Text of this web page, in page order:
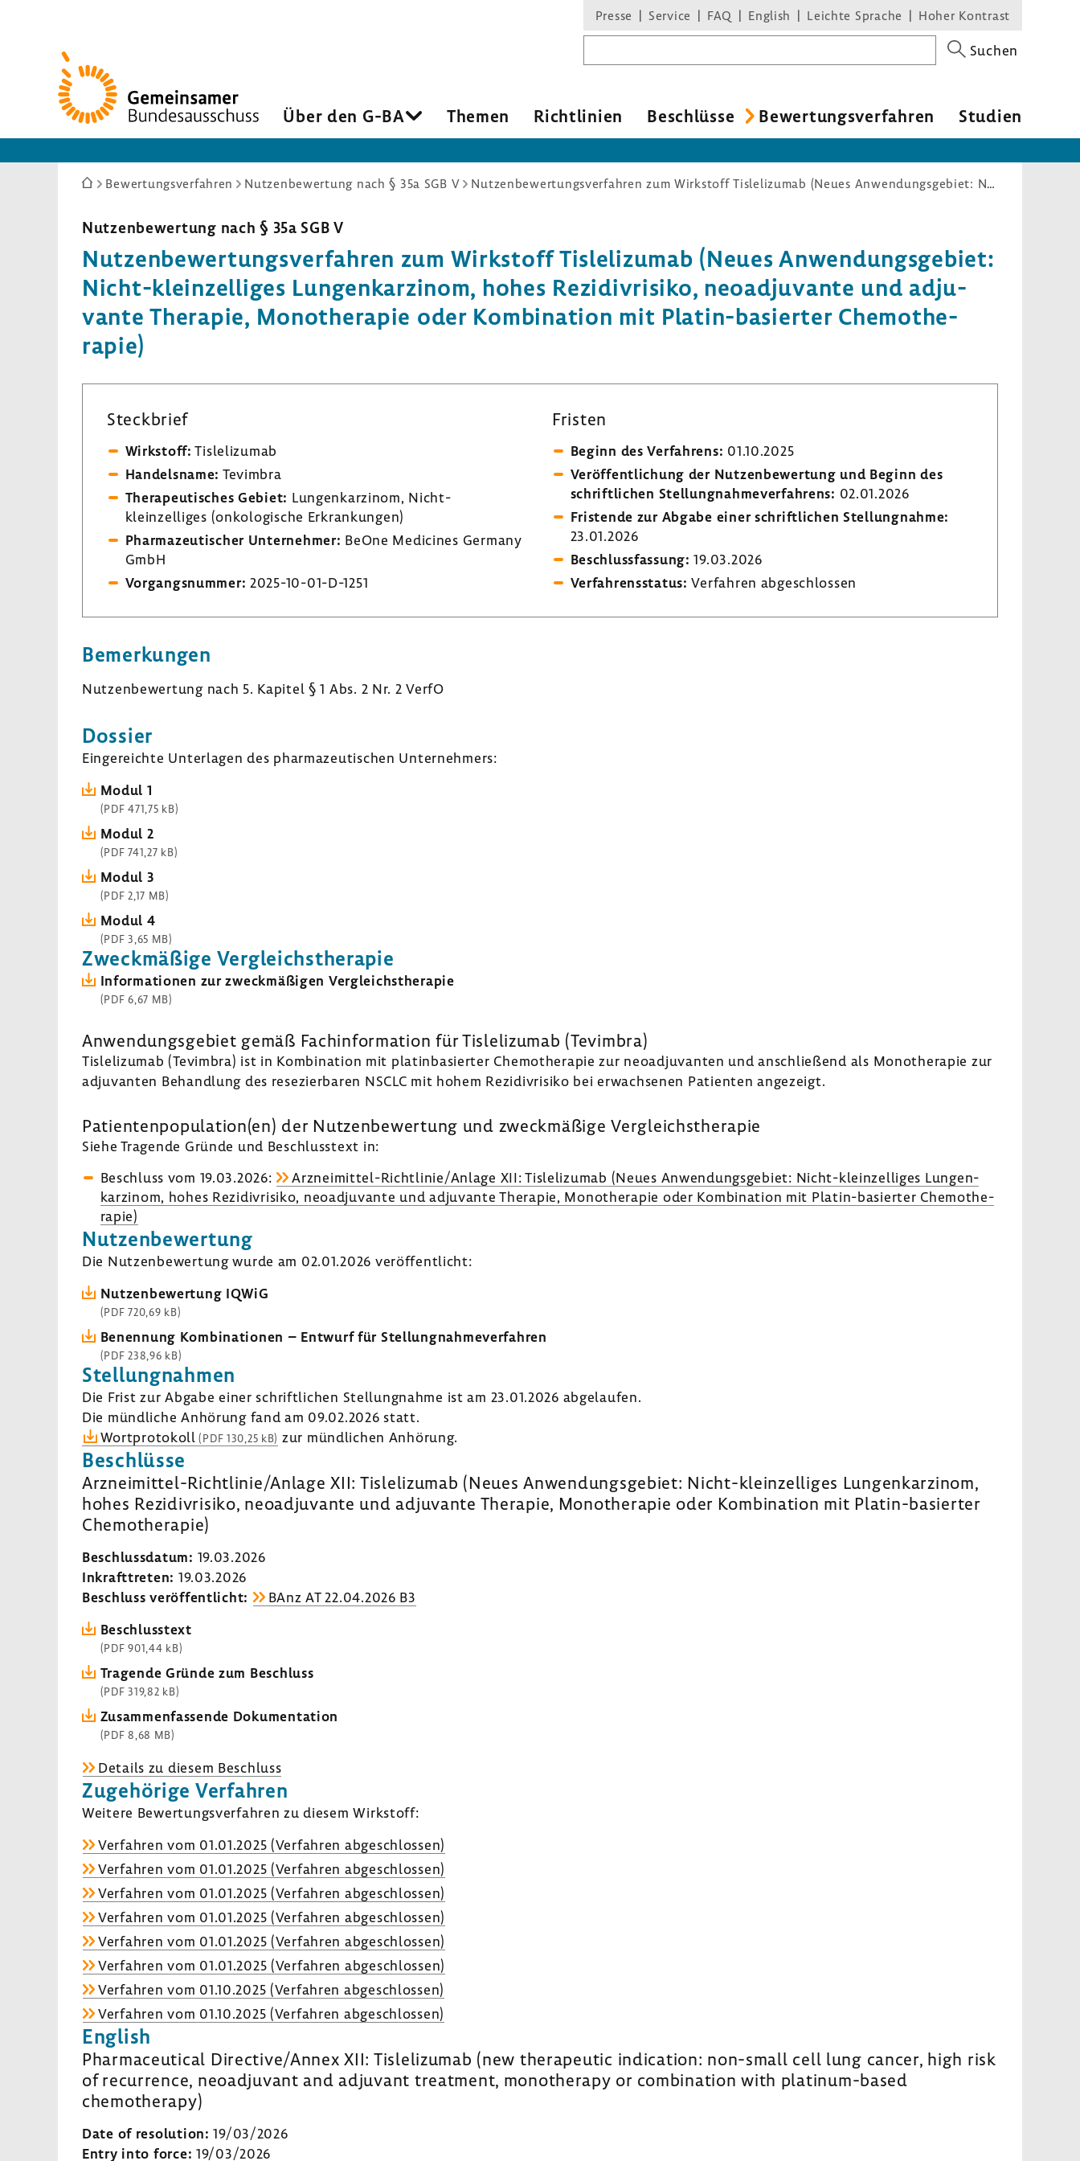
Zur
Startseite
Presse Service FAQ English Leichte Sprache Hoher Kontrast
Suchen
Über den G-BA Themen Richt­li­nien Beschlüsse Bewer­tungs­ver­fahren Studien
Sie
hier:
Bewertungsverfahren Nutzenbewertung nach § 35a SGB V Nutzenbewertungsverfahren zum Wirkstoff Tislelizumab (Neues Anwendungsgebiet: Nicht-kleinzelliges Lungenkarzinom, hohes Rezidivrisiko, neoadjuvante und adjuvante Therapie, Monotherapie oder Kombination mit Platin-basierter Chemotherapie)
Nutzen­be­wer­tung nach § 35a SGB V
Nutzen­be­wer­tungs­ver­fahren zum Wirk­stoff Tisle­li­zumab (Neues Anwen­dungs­ge­biet:
Nicht-​kleinzelliges Lungen­kar­zinom, hohes Rezi­di­v­ri­siko, neoad­ju­vante und adju­
vante Therapie, Mono­the­rapie oder Kombi­na­tion mit Platin-​basierter Chemo­the­
rapie)
Steck­brief
Wirk­stoff: Tisle­li­zumab
Handels­name: Tevimbra
Thera­peu­ti­sches Gebiet: Lungen­kar­zinom, Nicht-​
kleinzelliges (onko­lo­gi­sche Erkran­kungen)
Phar­ma­zeu­ti­scher Unter­nehmer: BeOne Medi­cines Germany
GmbH
Vorgangs­nummer: 2025-​10-01-D-1251
Fristen
Beginn des Verfah­rens: 01.10.2025
Veröf­fent­li­chung der Nutzen­be­wer­tung und Beginn des
schrift­li­chen Stel­lung­nah­me­ver­fah­rens: 02.01.2026
Fris­tende zur Abgabe einer schrift­li­chen Stel­lung­nahme:
23.01.2026
Beschluss­fas­sung: 19.03.2026
Verfah­rens­status: Verfahren abge­schlossen
Bemer­kungen
Nutzen­be­wer­tung nach 5. Kapitel § 1 Abs. 2 Nr. 2 VerfO
Dossier
Einge­reichte Unter­lagen des phar­ma­zeu­ti­schen Unter­neh­mers:
Modul 1
(PDF 471,75 kB)
Modul 2
(PDF 741,27 kB)
Modul 3
(PDF 2,17 MB)
Modul 4
(PDF 3,65 MB)
Zweck­mä­ßige Vergleichs­the­rapie
Infor­ma­tionen zur zweck­mä­ßigen Vergleichs­the­rapie
(PDF 6,67 MB)
Anwen­dungs­ge­biet gemäß Fach­in­for­ma­tion für Tisle­li­zumab (Tevimbra)
Tisle­li­zumab (Tevimbra) ist in Kombi­na­tion mit platin­ba­sierter Chemo­the­rapie zur neoad­ju­vanten und anschlie­ßend als Mono­the­rapie zur
adju­vanten Behand­lung des rese­zier­baren NSCLC mit hohem Rezi­di­v­ri­siko bei erwach­senen Pati­enten ange­zeigt.
Pati­en­ten­po­pu­la­tion(en) der Nutzen­be­wer­tung und zweck­mä­ßige Vergleichs­the­rapie
Siehe Tragende Gründe und Beschluss­text in:
Beschluss vom 19.03.2026:
Arzneimittel-​Richtlinie/Anlage XII: Tisle­li­zumab (Neues Anwen­dungs­ge­biet: Nicht-​kleinzelliges Lungen­
kar­zinom, hohes Rezi­di­v­ri­siko, neoad­ju­vante und adju­vante Therapie, Mono­the­rapie oder Kombi­na­tion mit Platin-​basierter Chemo­the­
rapie)
Nutzen­be­wer­tung
Die Nutzen­be­wer­tung wurde am 02.01.2026 veröf­fent­licht:
Nutzen­be­wer­tung IQWiG
(PDF 720,69 kB)
Benen­nung Kombi­na­tionen – Entwurf für Stel­lung­nah­me­ver­fahren
(PDF 238,96 kB)
Stel­lung­nahmen
Die Frist zur Abgabe einer schrift­li­chen Stel­lung­nahme ist am 23.01.2026 abge­laufen.
Die münd­liche Anhö­rung fand am 09.02.2026 statt.
Wort­pro­to­koll (PDF 130,25 kB) zur münd­li­chen Anhö­rung.
Beschlüsse
Arzneimittel-​Richtlinie/Anlage XII: Tisle­li­zumab (Neues Anwen­dungs­ge­biet: Nicht-​kleinzelliges Lungen­kar­zinom,
hohes Rezi­di­v­ri­siko, neoad­ju­vante und adju­vante Therapie, Mono­the­rapie oder Kombi­na­tion mit Platin-​basierter
Chemo­the­rapie)
Beschluss­datum: 19.03.2026
Inkraft­treten: 19.03.2026
Beschluss veröf­fent­licht:
BAnz AT 22.04.2026 B3
Beschluss­text
(PDF 901,44 kB)
Tragende Gründe zum Beschluss
(PDF 319,82 kB)
Zusam­men­fas­sende Doku­men­ta­tion
(PDF 8,68 MB)
Details zu diesem Beschluss
Zuge­hö­rige Verfahren
Weitere Bewer­tungs­ver­fahren zu diesem Wirk­stoff:
Verfahren vom 01.01.2025 (Verfahren abge­schlossen)
Verfahren vom 01.01.2025 (Verfahren abge­schlossen)
Verfahren vom 01.01.2025 (Verfahren abge­schlossen)
Verfahren vom 01.01.2025 (Verfahren abge­schlossen)
Verfahren vom 01.01.2025 (Verfahren abge­schlossen)
Verfahren vom 01.01.2025 (Verfahren abge­schlossen)
Verfahren vom 01.10.2025 (Verfahren abge­schlossen)
Verfahren vom 01.10.2025 (Verfahren abge­schlossen)
English
Pharmaceutical Directive/Annex XII: Tislelizumab (new therapeutic indication: non-small cell lung cancer, high risk
of recurrence, neoadjuvant and adjuvant treatment, monotherapy or combination with platinum-based
chemotherapy)
Date of resolution: 19/03/2026
Entry into force: 19/03/2026